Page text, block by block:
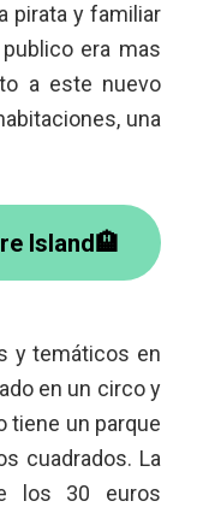
pirata y familiar
era mas
a este nuevo
una
Island🏨
y temáticos en
en un circo y
tiene un parque
cuadrados. La
los 30 euros